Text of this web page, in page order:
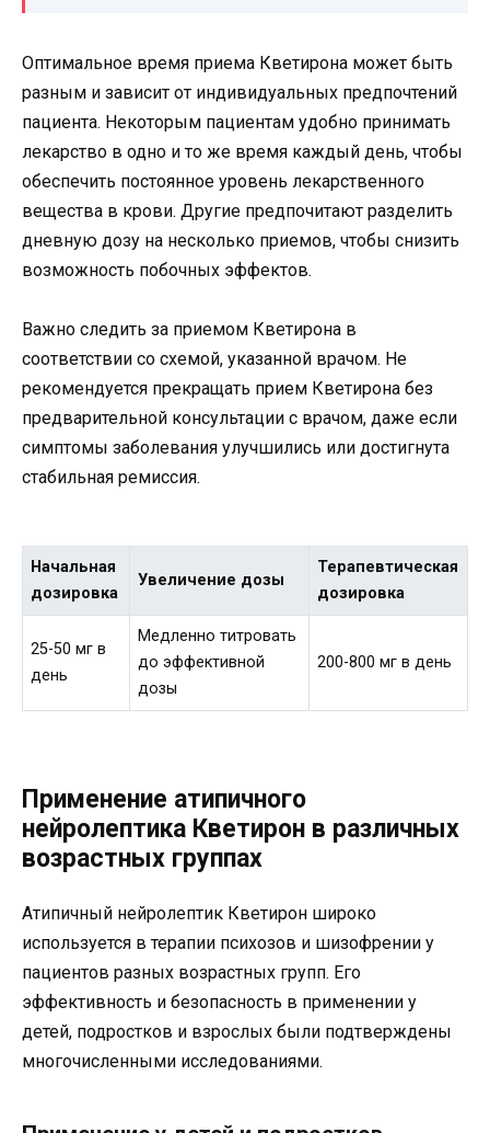
Оптимальное время приема Кветирона может быть
разным и зависит от индивидуальных предпочтений
пациента. Некоторым пациентам удобно принимать
лекарство в одно и то же время каждый день, чтобы
обеспечить постоянное уровень лекарственного
вещества в крови. Другие предпочитают разделить
дневную дозу на несколько приемов, чтобы снизить
возможность побочных эффектов.
Важно следить за приемом Кветирона в
соответствии со схемой, указанной врачом. Не
рекомендуется прекращать прием Кветирона без
предварительной консультации с врачом, даже если
симптомы заболевания улучшились или достигнута
стабильная ремиссия.
Начальная
дозировка
Увеличение дозы
Терапевтическая
дозировка
25-50 мг в
день
Медленно титровать
до эффективной
дозы
200-800 мг в день
Применение атипичного
нейролептика Кветирон в различных
возрастных группах
Атипичный нейролептик Кветирон широко
используется в терапии психозов и шизофрении у
пациентов разных возрастных групп. Его
эффективность и безопасность в применении у
детей, подростков и взрослых были подтверждены
многочисленными исследованиями.